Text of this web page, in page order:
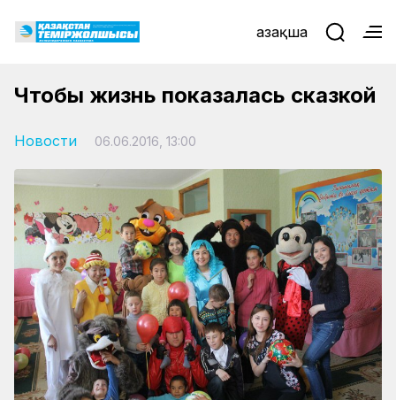
Қазақша
Чтобы жизнь показалась сказкой
Новости 06.06.2016, 13:00